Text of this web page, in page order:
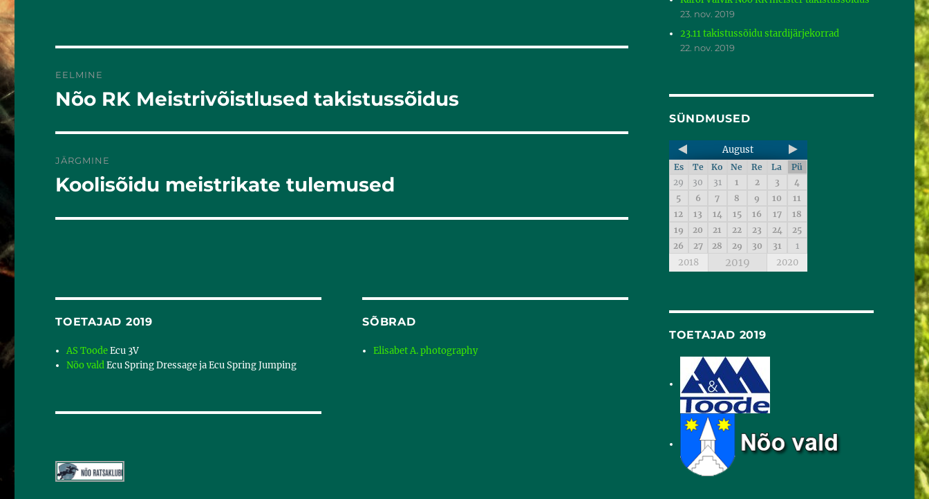
EELMINE
Eelmine
Nõo RK Meistrivõistlused takistussõidus
JÄRGMINE
Järgmine
Koolisõidu meistrikate tulemused
TOETAJAD 2019
AS ToodeEcu 3V
Nõo valdEcu Spring Dressage ja Ecu Spring Jumping
SÕBRAD
Elisabet A. photography
23. nov. 2019
23.11 takistussõidu stardijärjekorrad
22. nov. 2019
SÜNDMUSED
August
Es Te Ko Ne Re La
Pü
29
30 31 1 2 3
4
5
6 7 8 9 10
11
12
13 14 15 16 17
18
19
20 21 22 23 24
25
26
27 28 29 30 31 1
2018 2019 2020
TOETAJAD 2019